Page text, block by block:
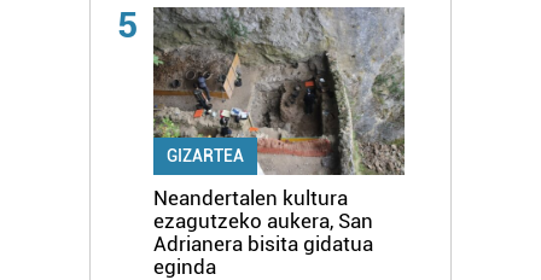
5
GIZARTEA
Neandertalen kultura
ezagutzeko aukera, San
Adrianera bisita gidatua
eginda